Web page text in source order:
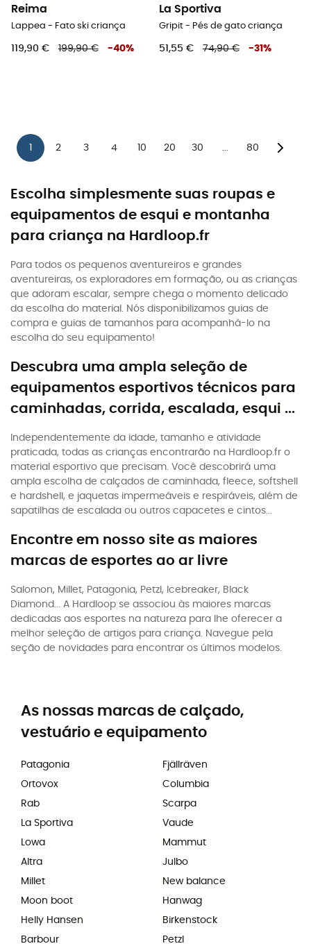
Reima
Lappea - Fato ski criança
119,90 € 199,90 € -40%
La Sportiva
Gripit - Pés de gato criança
51,55 € 74,90 € -31 %
2 3 4 10 20 30 80
Escolha simplesmente suas roupas e
equipamentos de esqui e montanha
para criança na Hardloop.fr
Para todos os pequenos aventureiros e grandes
aventureiras, os exploradores em formação, ou as crianças
que adoram escalar, sempre chega o momento delicado
da escolha do material. Nós disponibilizamos guias de
compra e guias de tamanhos para acompanhá-lo na
escolha do seu equipamento!
Descubra uma ampla seleção de
equipamentos esportivos técnicos para
caminhadas, corrida, escalada, esqui ...
Independentemente da idade, tamanho e atividade
praticada, todas as crianças encontrarão na Hardloop.fr o
material esportivo que precisam. Você descobrirá uma
ampla escolha de calçados de caminhada, fleece, softshell
e hardshell, e jaquetas impermeáveis e respiráveis, além de
sapatilhas de escalada ou outros capacetes e cintos...
Encontre em nosso site as maiores
marcas de esportes ao ar livre
Salomon, Millet, Patagonia, Petzl, Icebreaker, Black
Diamond... A Hardloop se associou às maiores marcas
dedicadas aos esportes na natureza para lhe oferecer a
melhor seleção de artigos para criança. Navegue pela
seção de novidades para encontrar os últimos modelos.
As nossas marcas de calçado,
vestuário e equipamento
Patagonia
Ortovox
Rab
La Sportiva
Lowa
Altra
Millet
Moon boot
Helly Hansen
Barbour
Fjällräven
Columbia
Scarpa
Vaude
Mammut
Julbo
New balance
Hanwag
Birkenstock
Petzl